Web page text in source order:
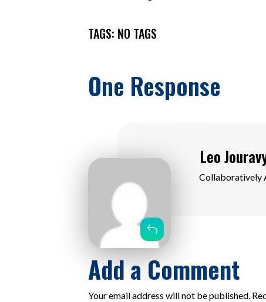
TAGS: NO TAGS
One Response
Leo
Collaboratively
Reply
Add a Comment
Your email address will not be published.